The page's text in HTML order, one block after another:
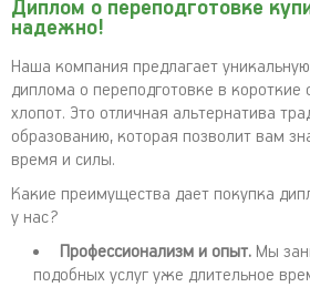
Диплом о переподготовке
надежно!
Наша компания предлагает
диплома о переподготовке в короткие
хлопот. Это отличная альтернатива
образованию, которая позволит вам
время и силы.
Какие преимущества дает покупка
у нас?
Профессионализм и опыт. Мы
подобных услуг уже длительное